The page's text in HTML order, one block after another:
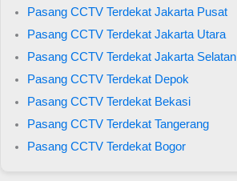
Pasang CCTV Terdekat Jakarta Pusat
Pasang CCTV Terdekat Jakarta Utara
Pasang CCTV Terdekat Jakarta Selatan
Pasang CCTV Terdekat Depok
Pasang CCTV Terdekat Bekasi
Pasang CCTV Terdekat Tangerang
Pasang CCTV Terdekat Bogor